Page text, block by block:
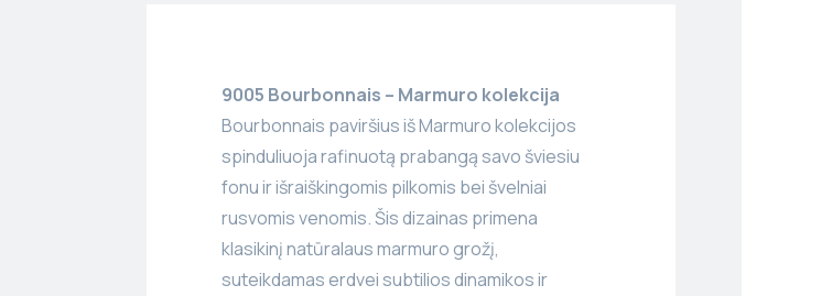
9005 Bourbonnais – Marmuro kolekcija
Bourbonnais paviršius iš Marmuro kolekcijos
spinduliuoja rafinuotą prabangą savo šviesiu
fonu ir išraiškingomis pilkomis bei švelniai
rusvomis venomis. Šis dizainas primena
klasikinį natūralaus marmuro grožį,
suteikdamas erdvei subtilios dinamikos ir